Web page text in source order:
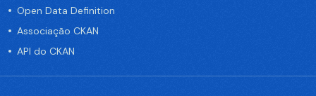
Open Data Definition
Associação CKAN
API do CKAN